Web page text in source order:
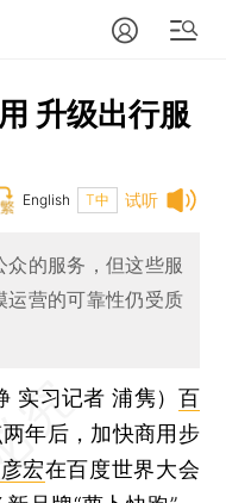
升级出行服
试听
T中
English
的服务，但这些服
运营的可靠性仍受质
实习记者 浦隽） 百
年后，加快商用步
宏在百度世界大会